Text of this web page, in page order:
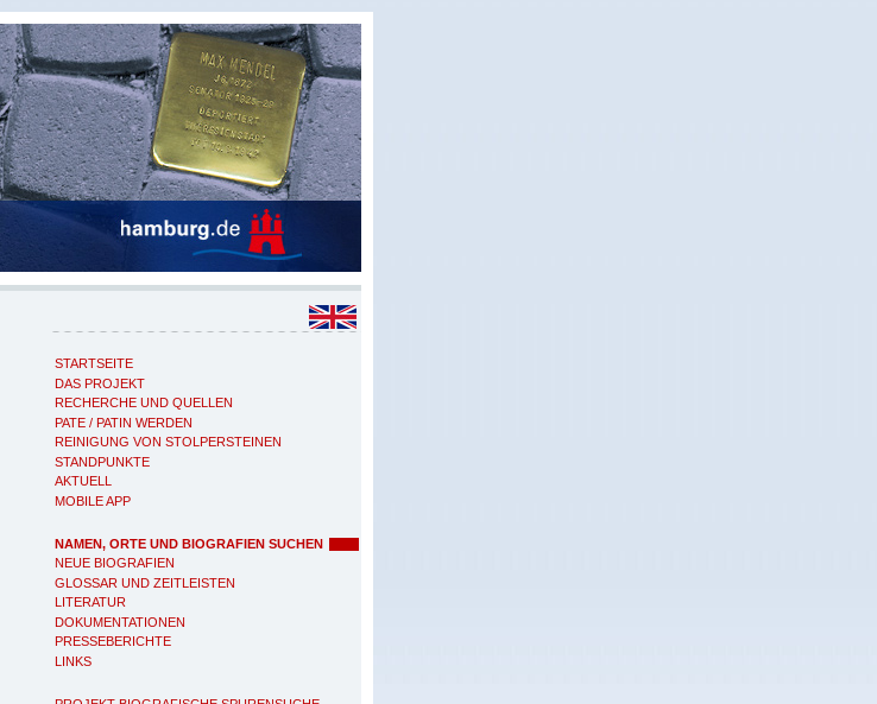
STARTSEITE
DAS PROJEKT
RECHERCHE UND QUELLEN
PATE / PATIN WERDEN
REINIGUNG VON STOLPERSTEINEN
STANDPUNKTE
AKTUELL
MOBILE APP
NAMEN, ORTE UND BIOGRAFIEN SUCHEN
NEUE BIOGRAFIEN
GLOSSAR UND ZEITLEISTEN
LITERATUR
DOKUMENTATIONEN
PRESSEBERICHTE
LINKS